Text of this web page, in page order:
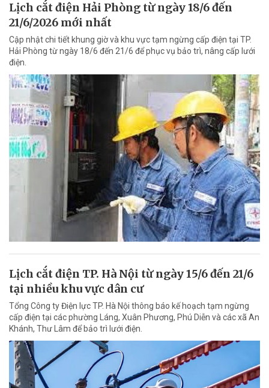
Lịch cắt điện Hải Phòng từ ngày 18/6 đến
21/6/2026 mới nhất
Cập nhật chi tiết khung giờ và khu vực tạm ngừng cấp điện tại TP.
Hải Phòng từ ngày 18/6 đến 21/6 để phục vụ bảo trì, nâng cấp lưới
điện.
Lịch cắt điện TP. Hà Nội từ ngày 15/6 đến 21/6
tại nhiều khu vực dân cư
Tổng Công ty Điện lực TP. Hà Nội thông báo kế hoạch tạm ngừng
cấp điện tại các phường Láng, Xuân Phương, Phú Diễn và các xã An
Khánh, Thư Lâm để bảo trì lưới điện.